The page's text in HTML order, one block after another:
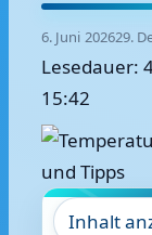
6. Juni 202629.
Lesedauer:
15:42
Inhalt